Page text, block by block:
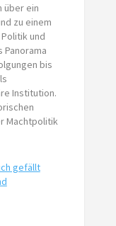
über ein
zu einem
und
bis
Institution.
Machtpolitik
gefällt